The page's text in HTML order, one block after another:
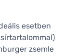
esetben
zsemle